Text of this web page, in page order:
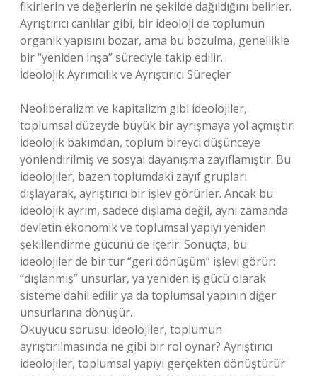
fikirlerin ve değerlerin ne şekilde dağıldığını belirler.
Ayrıştırıcı canlılar gibi, bir ideoloji de toplumun
organik yapısını bozar, ama bu bozulma, genellikle
bir “yeniden inşa” süreciyle takip edilir.
İdeolojik Ayrımcılık ve Ayrıştırıcı Süreçler
Neoliberalizm ve kapitalizm gibi ideolojiler,
toplumsal düzeyde büyük bir ayrışmaya yol açmıştır.
İdeolojik bakımdan, toplum bireyci düşünceye
yönlendirilmiş ve sosyal dayanışma zayıflamıştır. Bu
ideolojiler, bazen toplumdaki zayıf grupları
dışlayarak, ayrıştırıcı bir işlev görürler. Ancak bu
ideolojik ayrım, sadece dışlama değil, aynı zamanda
devletin ekonomik ve toplumsal yapıyı yeniden
şekillendirme gücünü de içerir. Sonuçta, bu
ideolojiler de bir tür “geri dönüşüm” işlevi görür:
“dışlanmış” unsurlar, ya yeniden iş gücü olarak
sisteme dahil edilir ya da toplumsal yapının diğer
unsurlarına dönüşür.
Okuyucu sorusu: İdeolojiler, toplumun
ayrıştırılmasında ne gibi bir rol oynar? Ayrıştırıcı
ideolojiler, toplumsal yapıyı gerçekten dönüştürür